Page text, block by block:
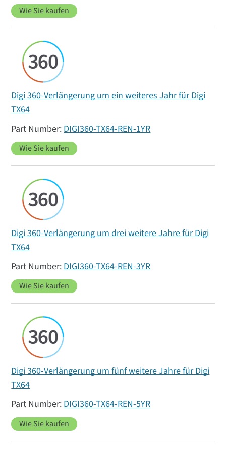
Wie Sie kaufen
Digi 360-Verlängerung um ein weiteres Jahr für Digi
TX64
DIGI360-TX64-REN-1YR
Wie Sie kaufen
Digi 360-Verlängerung um drei weitere Jahre für Digi
TX64
DIGI360-TX64-REN-3YR
Wie Sie kaufen
Digi 360-Verlängerung um fünf weitere Jahre für Digi
TX64
DIGI360-TX64-REN-5YR
Wie Sie kaufen